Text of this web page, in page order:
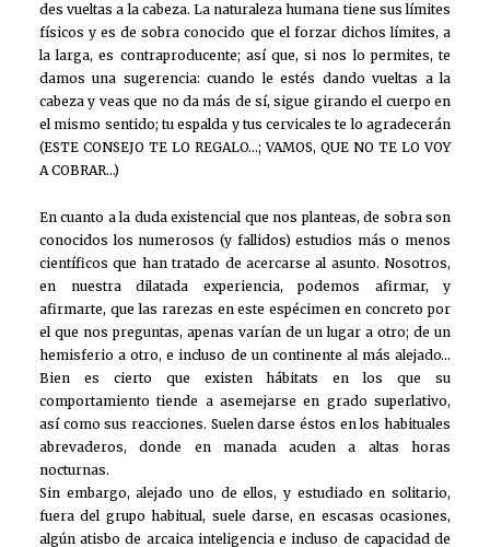
des vueltas a la cabeza. La naturaleza humana tiene sus límites
físicos y es de sobra conocido que el forzar dichos límites, a
la larga, es contraproducente; así que, si nos lo permites, te
damos una sugerencia: cuando le estés dando vueltas a la
cabeza y veas que no da más de sí, sigue girando el cuerpo en
el mismo sentido; tu espalda y tus cervicales te lo agradecerán
(ESTE CONSEJO TE LO REGALO…; VAMOS, QUE NO TE LO VOY
A COBRAR…)
En cuanto a la duda existencial que nos planteas, de sobra son
conocidos los numerosos (y fallidos) estudios más o menos
científicos que han tratado de acercarse al asunto. Nosotros,
en nuestra dilatada experiencia, podemos afirmar, y
afirmarte, que las rarezas en este espécimen en concreto por
el que nos preguntas, apenas varían de un lugar a otro; de un
hemisferio a otro, e incluso de un continente al más alejado…
Bien es cierto que existen hábitats en los que su
comportamiento tiende a asemejarse en grado superlativo,
así como sus reacciones. Suelen darse éstos en los habituales
abrevaderos, donde en manada acuden a altas horas
nocturnas.
Sin embargo, alejado uno de ellos, y estudiado en solitario,
fuera del grupo habitual, suele darse, en escasas ocasiones,
algún atisbo de arcaica inteligencia e incluso de capacidad de